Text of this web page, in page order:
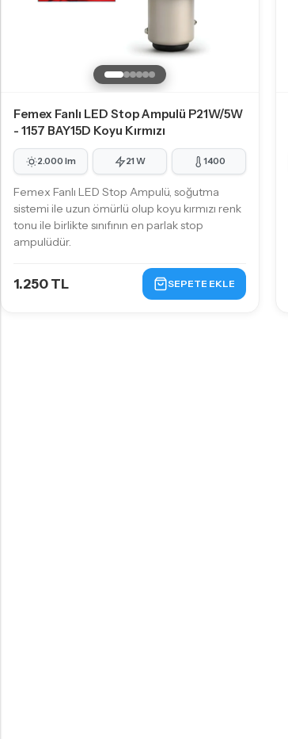
Femex Fanlı LED Stop Ampulü P21W/5W
- 1157 BAY15D Koyu Kırmızı
2.000 lm 21 W 1400
Femex Fanlı LED Stop Ampulü, soğutma
sistemi ile uzun ömürlü olup koyu kırmızı renk
tonu ile birlikte sınıfının en parlak stop
ampulüdür.
1.250 TL SEPETE EKLE
T15 - W16W LED Ampul
T20 - W21W LED Ampul
P21W - PY21W Tip LED Ampul
P21/5W - 1157 Tip LED Ampul
KÜÇÜK AMPUL TIPLERI
PY24W LED Ampul
PSY24W LED Ampul
PW24W LED Ampul
H21W - BAW9S LED Ampul